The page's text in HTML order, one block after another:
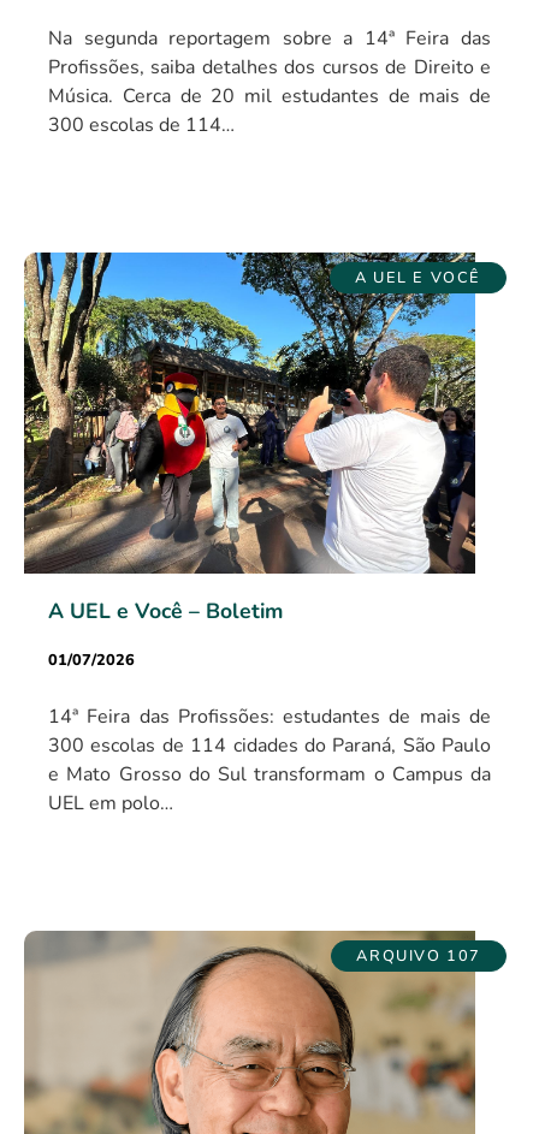
Na segunda reportagem sobre a 14ª Feira das
Profissões, saiba detalhes dos cursos de Direito e
Música. Cerca de 20 mil estudantes de mais de
300 escolas de 114…
A UEL E VOCÊ
A UEL e Você – Boletim
01/07/2026
14ª Feira das Profissões: estudantes de mais de
300 escolas de 114 cidades do Paraná, São Paulo
e Mato Grosso do Sul transformam o Campus da
UEL em polo…
ARQUIVO 107